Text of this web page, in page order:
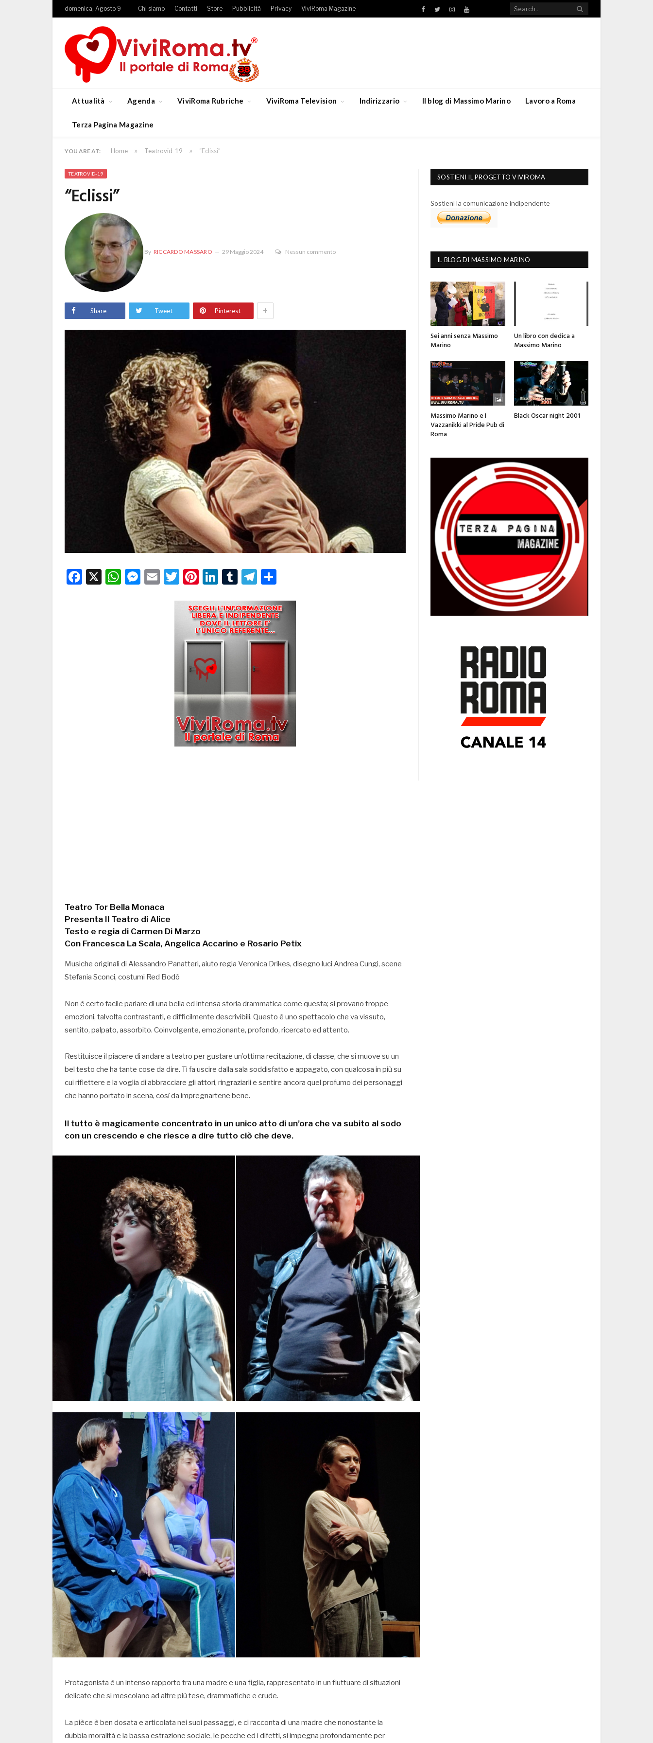
domenica, Agosto 9 Chi siamo Contatti Store Pubblicità Privacy ViviRoma Magazine Facebook
TwitterInstagramYouTube
Attualità Agenda ViviRoma Rubriche ViviRoma Television Indirizzario Il blog di Massimo Marino Lavoro a Roma
Terza Pagina Magazine
YOU ARE AT: Home » Teatrovid-19 » “Eclissi”
TEATROVID-19
“Eclissi”
By RICCARDO MASSARO 29 Maggio 2024 Nessun commento
Share Tweet Pinterest +
Facebook
X WhatsApp
Messenger
EmailTwitter
Pinterest
LinkedIn
TumblrTelegram
Teatro Tor Bella Monaca
Presenta Il Teatro di Alice
Testo e regia di Carmen Di Marzo
Con Francesca La Scala, Angelica Accarino e Rosario Petix
Musiche originali di Alessandro Panatteri, aiuto regia Veronica Drikes, disegno luci Andrea Cungi, scene
Stefania Sconci, costumi Red Bodò
Non è certo facile parlare di una bella ed intensa storia drammatica come questa; si provano troppe
emozioni, talvolta contrastanti, e difficilmente descrivibili. Questo è uno spettacolo che va vissuto,
sentito, palpato, assorbito. Coinvolgente, emozionante, profondo, ricercato ed attento.
Restituisce il piacere di andare a teatro per gustare un’ottima recitazione, di classe, che si muove su un
bel testo che ha tante cose da dire. Ti fa uscire dalla sala soddisfatto e appagato, con qualcosa in più su
cui riflettere e la voglia di abbracciare gli attori, ringraziarli e sentire ancora quel profumo dei personaggi
che hanno portato in scena, così da impregnartene bene.
Il tutto è magicamente concentrato in un unico atto di un’ora che va subito al sodo
con un crescendo e che riesce a dire tutto ciò che deve.
Protagonista è un intenso rapporto tra una madre e una figlia, rappresentato in un fluttuare di situazioni
delicate che si mescolano ad altre più tese, drammatiche e crude.
La pièce è ben dosata e articolata nei suoi passaggi, e ci racconta di una madre che nonostante la
dubbia moralità e la bassa estrazione sociale, le pecche ed i difetti, si impegna profondamente per
SOSTIENI IL PROGETTO VIVIROMA
Sostieni la comunicazione indipendente
IL BLOG DI MASSIMO MARINO
Sei anni senza Massimo
Marino
Un libro con dedica a
Massimo Marino
Massimo Marino e I
Vazzanikki al Pride Pub di
Roma
Black Oscar night 2001